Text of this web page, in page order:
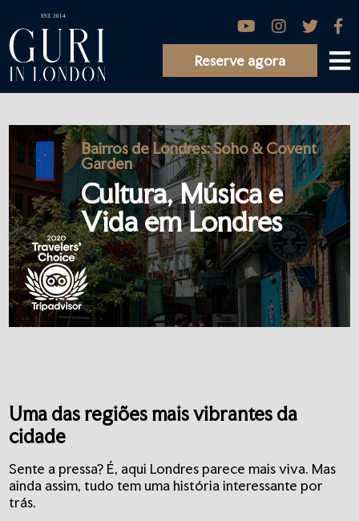
Reserve agora
Bairros de Londres: Soho & Covent
Garden
Cultura, Música e
Vida em Londres
Uma das regiões mais vibrantes da
cidade
Sente a pressa? É, aqui Londres parece mais viva. Mas
ainda assim, tudo tem uma história interessante por
trás.